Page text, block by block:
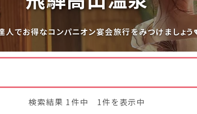
(8) 福島県(26)
関東
栃木県(18)
群馬県(25)
千葉県(14)
神奈川県
(9) 新潟県(13)
山梨県(19)
人でお得なコンパニオン宴会旅行をみつけましょう
検索結果 1件中 1件を表示中